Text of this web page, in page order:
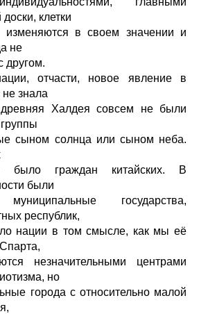
клетки
изменяются в своем значении и
не
другом.
отчасти, новое явление в
знала
древняя Халдея совсем не были
сыном солнца или сыном неба.
было граждан китайских. В
были
государства,
республик,
нации в том смысле, как мы её
незначительными центрами
но
города с относительно малой